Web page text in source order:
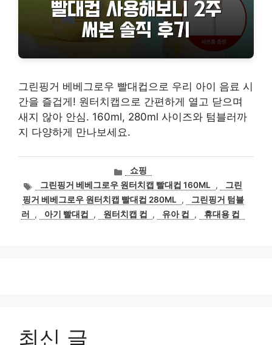
그린핑거 베베그로우 빨대컵으로 우리 아이 음료 시
간을 즐겁게! 원터치캡으로 간편하게 열고 닫으며
새지 않아 안심. 160ml, 280ml 사이즈와 텀블러까
지 다양하게 만나보세요.
카
테
고
리
쇼핑
태
그
그린핑거 베베그로우 원터치캡 빨대컵 160ML ,
그린
핑거 베베그로우 원터치캡 빨대컵 280ML
,
그린핑거 텀블
러
, 아기 빨대컵 , 원터치캡 컵 , 유아 컵 , 휴대용 컵
최신 글